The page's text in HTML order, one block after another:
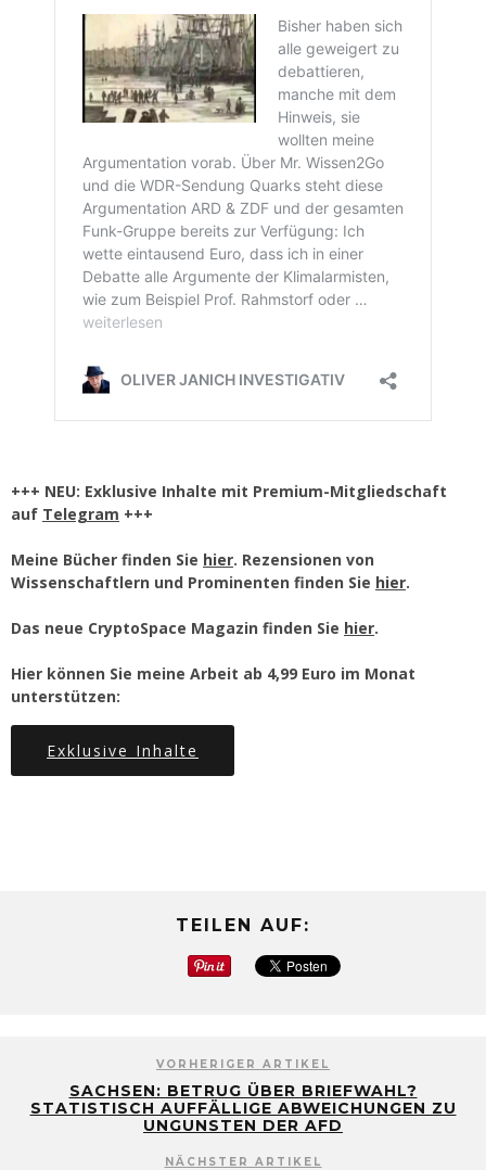
+++ NEU: Exklusive Inhalte mit Premium-Mitgliedschaft
auf Telegram +++
Meine Bücher finden Sie hier. Rezensionen von
Wissenschaftlern und Prominenten finden Sie hier.
Das neue CryptoSpace Magazin finden Sie hier.
Hier können Sie meine Arbeit ab 4,99 Euro im Monat
unterstützen:
Exklusive Inhalte
TEILEN AUF:
VORHERIGER ARTIKEL
SACHSEN: BETRUG ÜBER BRIEFWAHL?
STATISTISCH AUFFÄLLIGE ABWEICHUNGEN ZU
UNGUNSTEN DER AFD
NÄCHSTER ARTIKEL